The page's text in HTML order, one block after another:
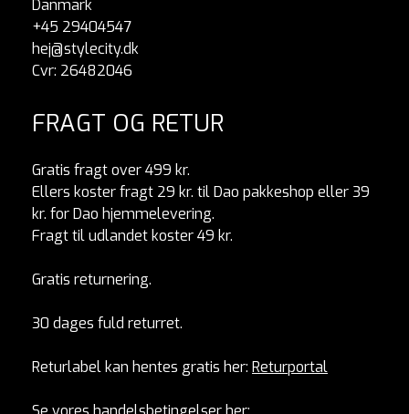
Danmark
+45 29404547
hej@stylecity.dk
Cvr: 26482046
FRAGT OG RETUR
Gratis fragt over 499 kr.
Ellers koster fragt 29 kr. til Dao pakkeshop eller 39
kr. for Dao hjemmelevering.
Fragt til udlandet koster 49 kr.
Gratis returnering.
30 dages fuld returret.
Returlabel kan hentes gratis her: Returportal